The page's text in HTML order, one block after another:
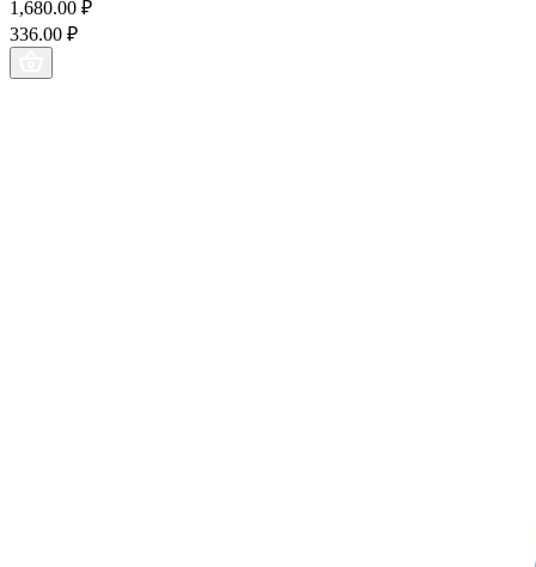
1,680.00 ₽
336.00 ₽